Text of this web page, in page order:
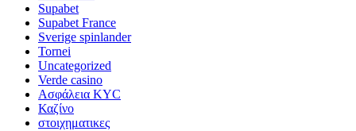
Supabet
Supabet France
Sverige spinlander
Tornei
Uncategorized
Verde casino
Ασφάλεια KYC
Καζίνο
στοιχηματικες